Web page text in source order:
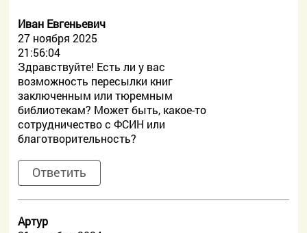
Иван Евгеньевич
27 ноября 2025
21:56:04
Здравствуйте! Есть ли у вас
возможность пересылки книг
заключенным или тюремным
библиотекам? Может быть, какое-то
сотрудничество с ФСИН или
благотворительность?
Ответить
Артур